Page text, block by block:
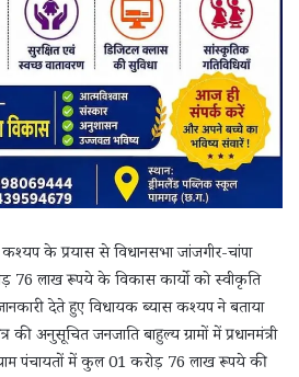
के प्रयास से विधानसभा जांजगीर-चांपा
76 लाख रूपये के विकास कार्यो को स्वीकृति
देते हुए विधायक ब्यास कश्यप ने बताया
की अनुसूचित जनजाति बाहुल्य ग्रामों में प्रधानमंत्री
पंचायतों में कुल 01 करोड़ 76 लाख रूपये की